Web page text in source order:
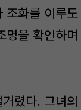
조화를 이루도
명을 확인하며
렸다. 그녀의